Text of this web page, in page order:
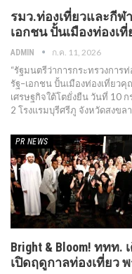
รมว.ท่องเที่ยวและกีฬ
เอกชน ปั้นเมืองท่องเ
ADMIN ก.ค. 11, 2026
“รัฐมนตรีว่าการกระทรวงการ
รัฐ–เอกชน ปั้นเมืองท่องเที่ยว
เศรษฐกิจใต้โตยั่งยืน วันที่ 10
2 โรงแรมบุรีศรีภู จังหวัดสงขล
PR​ NEWS
Bright & Bloom! ทท
เปิดฤดูกาลท่องเที่ยว